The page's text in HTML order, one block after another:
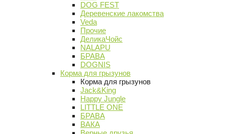
DOG FEST
Деревенские лакомства
Veda
Прочие
ДеликаЧойс
NALAPU
БРАВА
DOGNIS
Корма для грызунов
Корма для грызунов
Jack&King
Happy Jungle
LITTLE ONE
БРАВА
ВАКА